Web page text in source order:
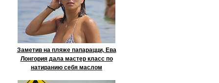
Заметив на пляже папарацци, Ева
Лонгория дала мастер класс по
натиранию себя маслом